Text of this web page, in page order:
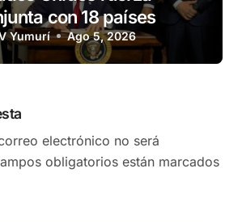
con 18 países
Yumurí Ago 5, 2026
electrónico no será
obligatorios están marcados